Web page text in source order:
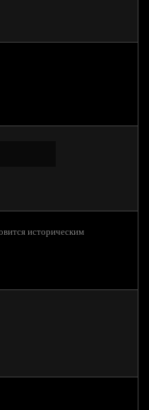
историческим